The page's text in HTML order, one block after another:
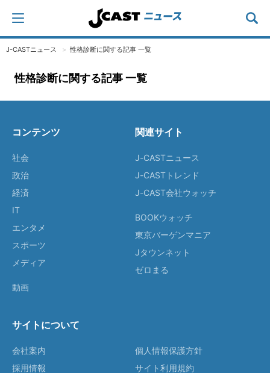
J-CASTニュース 性格診断に関する記事 一覧
性格診断に関する記事 一覧
コンテンツ
社会
政治
経済
IT
エンタメ
スポーツ
メディア
動画
関連サイト
J-CASTニュース
J-CASTトレンド
J-CAST会社ウォッチ
BOOKウォッチ
東京バーゲンマニア
Jタウンネット
ゼロまる
サイトについて
会社案内
採用情報
個人情報保護方針
サイト利用規約